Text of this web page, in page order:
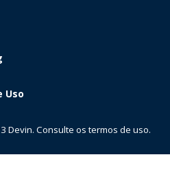
Uso
Devin. Consulte os termos de uso.